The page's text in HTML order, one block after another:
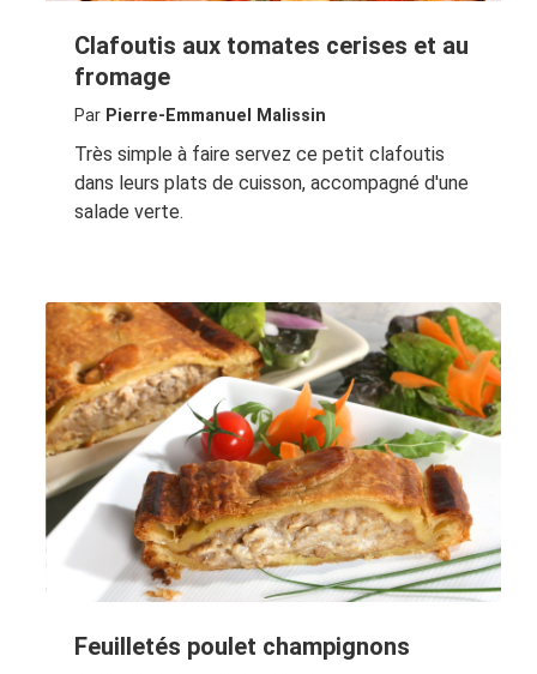
Clafoutis aux tomates cerises et au
fromage
Par Pierre-Emmanuel Malissin
Très simple à faire servez ce petit clafoutis
dans leurs plats de cuisson, accompagné d'une
salade verte.
Feuilletés poulet champignons